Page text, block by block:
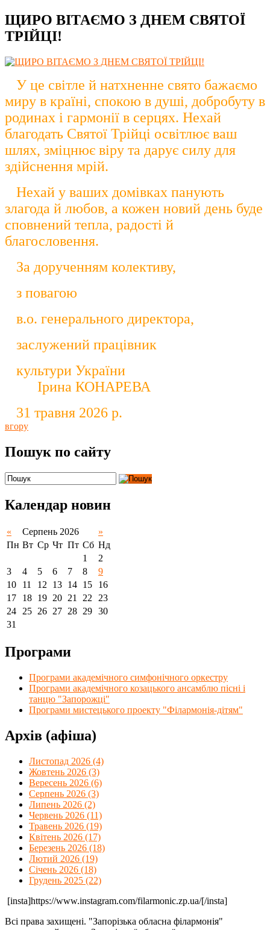
ЩИРО ВІТАЄМО З ДНЕМ СВЯТОЇ
ТРІЙЦІ!
У це світле й натхненне свято бажаємо
миру в країні, спокою в душі, добробуту в
родинах і гармонії в серцях. Нехай
благодать Святої Трійці освітлює ваш
шлях, зміцнює віру та дарує силу для
здійснення мрій.
Нехай у ваших домівках панують
злагода й любов, а кожен новий день буде
сповнений тепла, радості й
благословення.
За дорученням колективу,
з повагою
в.о. генерального директора,
заслужений працівник
культури України
Ірина КОНАРЕВА
31 травня 2026 р.
вгору
Пошук по сайту
Календар новин
« Серпень 2026
»
Пн Вт Ср Чт Пт Сб Нд
1
2
3
4 5 6 7 8
9
10
11 12 13 14 15
16
17
18 19 20 21 22 23
24 25 26 27 28 29 30
31
Програми
Програми академічного симфонічного оркестру
Програми академічного козацького ансамблю пісні і
танцю "Запорожці"
Програми мистецького проекту "Філармонія-дітям"
Архів (афіша)
Листопад 2026 (4)
Жовтень 2026 (3)
Вересень 2026 (6)
Серпень 2026 (3)
Липень 2026 (2)
Червень 2026 (11)
Травень 2026 (19)
Квітень 2026 (17)
Березень 2026 (18)
Лютий 2026 (19)
Січень 2026 (18)
Грудень 2025 (22)
[insta]https://www.instagram.com/filarmonic.zp.ua/[/insta]
Всі права захищені. "Запорізька обласна філармонія"